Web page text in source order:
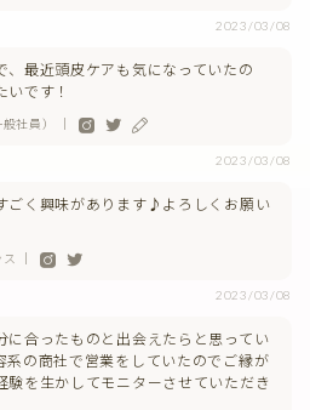
2023/03/08
、最近頭皮ケアも気になっていたの
です！
社員） ｜
2023/03/08
ごく興味があります♪よろしくお願い
｜
2023/03/08
に合ったものと出会えたらと思ってい
系の商社で営業をしていたのでご縁が
験を生かしてモニターさせていただき